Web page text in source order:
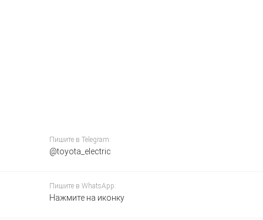
Пишите в Telegram:
@toyota_electric
Пишите в WhatsApp:
Нажмите на иконку